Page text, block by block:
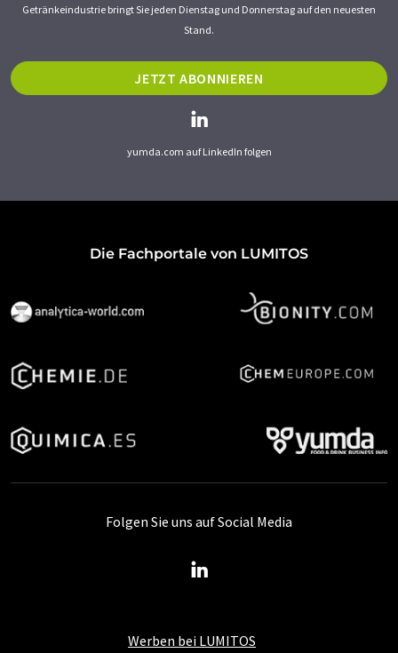
Getränkeindustrie bringt Sie jeden Dienstag und Donnerstag auf den neuesten
Stand.
JETZT ABONNIEREN
yumda.com auf LinkedIn folgen
Die Fachportale von LUMITOS
Werben bei LUMITOS
Folgen Sie uns auf Social Media